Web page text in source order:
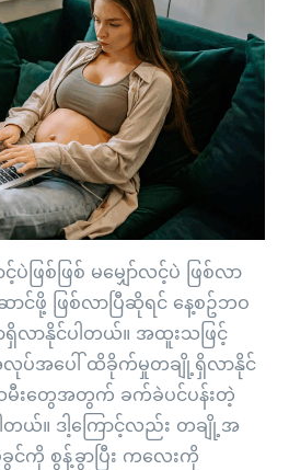
ဖြစ်ဖြစ် မမျှော်လင့်ပဲ ဖြစ်လာ
ာင်ဖို့ ဖြစ်လာပြီဆိုရင် နေ့စဥ်ဘဝ
ရှိလာနိုင်ပါတယ်။ အထူးသဖြင့်
လုပ်အပေါ် ထိခိုက်မှုတချို့ရှိလာနိုင်
သမီးတွေအတွက် ခက်ခဲပင်ပန်းတဲ့
ယ်။ ဒါ့ကြောင့်လည်း တချို့အ
ကို စွန့်ခွာပြီး ကလေးကို